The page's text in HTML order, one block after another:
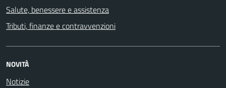
Salute, benessere e assistenza
Tributi, finanze e contravvenzioni
NOVITÀ
Notizie